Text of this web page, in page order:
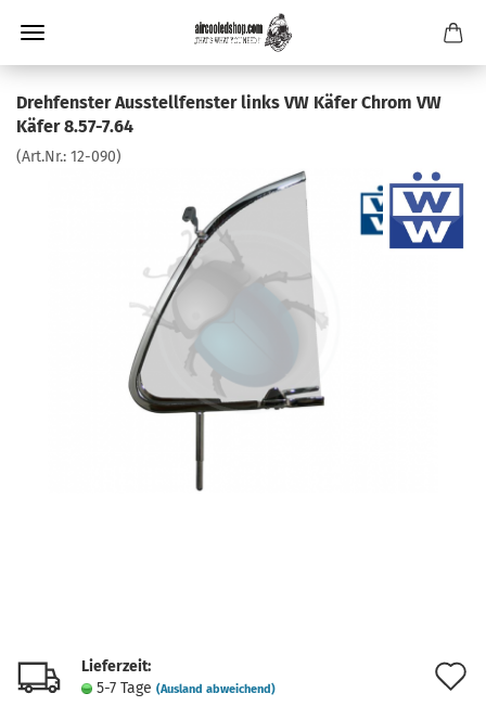
Drehfenster Ausstellfenster links VW Käfer Chrom VW
Käfer 8.57-7.64
(Art.Nr.: 12-090)
Lieferzeit:
5-7 Tage (Ausland abweichend)